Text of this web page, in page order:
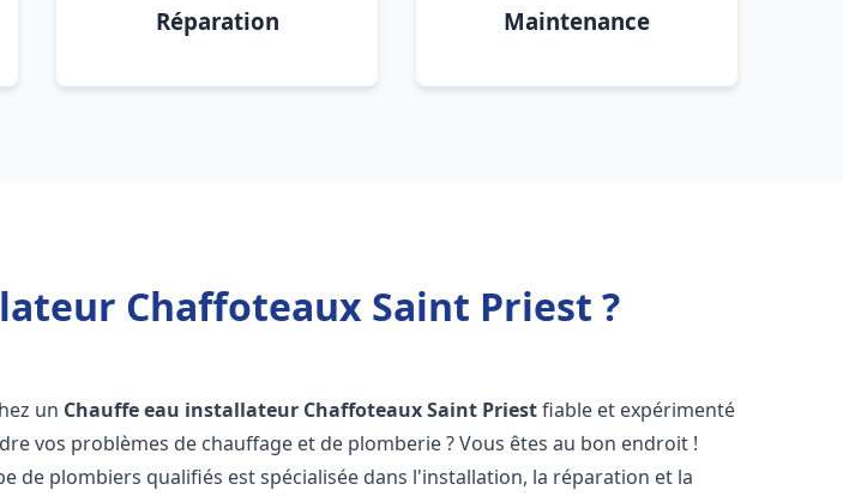
Réparation Maintenance
Chaffoteaux Saint Priest ?
un Chauffe eau installateur ChaffoteauxSaint Priestfiable et expérimenté
vos problèmes de chauffage et de plomberie ? Vous êtes au bon endroit !
de plombiers qualifiés est spécialisée dans l'installation, la réparation et la